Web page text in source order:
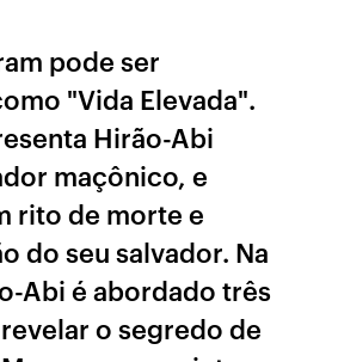
pode ser
"Vida Elevada".
Hirão-Abi
maçônico, e
rito de morte e
do seu salvador. Na
Abi é abordado três
o segredo de